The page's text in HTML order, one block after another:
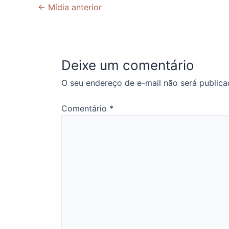
← Mídia anterior
Deixe um comentário
O seu endereço de e-mail não será
Comentário *